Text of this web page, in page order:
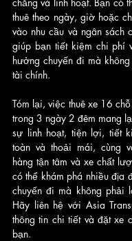
thuê theo ngày, giờ hoặc
vào nhu cầu và ngân sách
giúp bạn tiết kiệm chi phí
hưởng chuyến đi mà
tài chính.
Tóm lại, việc thuê xe 16
trong 3 ngày 2 đêm mang
sự linh hoạt, tiện lợi, tiết
toàn và thoải mái, cùng
hàng tận tâm và xe chất
có thể khám phá nhiều địa
chuyến đi mà không phải
Hãy liên hệ với Asia
thông tin chi tiết và đặt xe
bạn.